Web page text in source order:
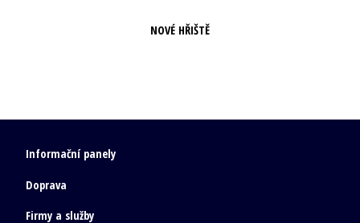
NOVÉ HŘIŠTĚ
Informační panely
Doprava
Firmy a služby